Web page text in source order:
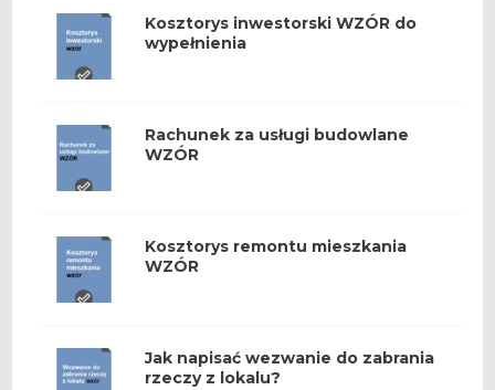
Kosztorys inwestorski WZÓR do
wypełnienia
Rachunek za usługi budowlane
WZÓR
Kosztorys remontu mieszkania
WZÓR
Jak napisać wezwanie do zabrania
rzeczy z lokalu?